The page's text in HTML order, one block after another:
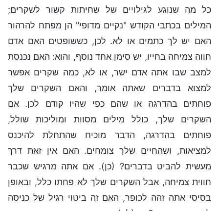
כל מה שנוגע לגילויים של שחיתות קשור לשקרים;
המילים בכתבי הקודש "נקיים מדופי" הן מפתח להרהור
האם יש לך כתמים או לא. לכן, כששופטים האם אדם
חווה צמיחה בחייו, יש סימן אחד נוסף, והוא: האם נכנסת
למצב שבו אתה אדם ישר, או לא, כמה שקרים אפשר
למצוא בדברים שאתה אומר, והאם השקרים שלך
פוחתים בהדרגה או שהם כפי שהיו קודם לכן. אם
השקרים שלך, כולל מילים מסוות ומוליכות שולל,
פוחתים בהדרגה, הדבר מוכיח שהתחלת להיכנס
למציאות, ושהחיים שלך צומחים. האם אין זאת דרך
מעשית להביט בדברים? (כן). אם אתה מרגיש שכבר
חווית צמיחה, אבל השקרים שלך לא פחתו כלל, ובאופן
בסיסי אתה זהה לכופר, האם זה ביטוי רגיל של כניסה